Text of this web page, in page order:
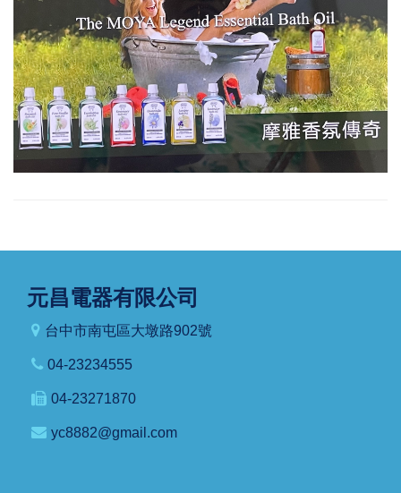
元昌電器有限公司
台中市南屯區大墩路902號
04-23234555
04-23271870
yc8882@gmail.com